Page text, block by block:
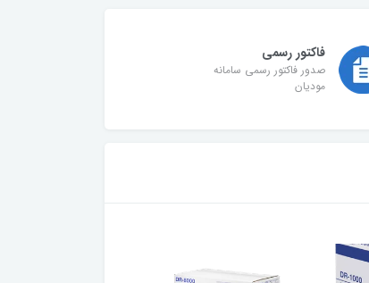
فاکتور رسمی
صدور فاکتور رسمی سامانه
مودیان